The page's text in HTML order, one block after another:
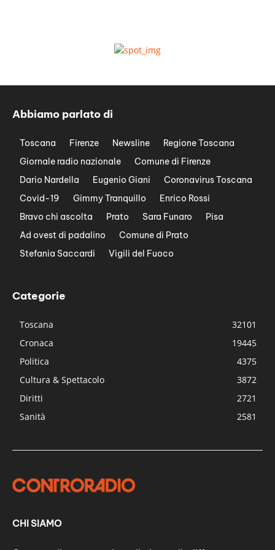
Abbiamo parlato di
Toscana Firenze Newsline
Regione Toscana
Giornale radio nazionale
Comune di Firenze
Dario Nardella
Eugenio Giani
Coronavirus Toscana
Covid-19
Gimmy Tranquillo
Enrico Rossi
Bravo chi ascolta
Prato Sara Funaro
Pisa
Ad ovest di padalino
Comune di Prato
Stefania Saccardi
Vigili del Fuoco
Categorie
Toscana
32101
Cronaca
19445
Politica
4375
Cultura & Spettacolo
3872
Diritti
2721
Sanità
2581
CHI SIAMO